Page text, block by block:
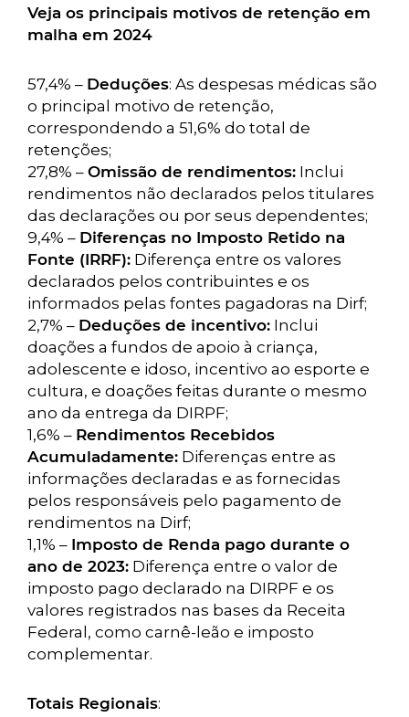
Veja os principais motivos de retenção em
malha em 2024
57,4% – Deduções: As despesas médicas são
o principal motivo de retenção,
correspondendo a 51,6% do total de
retenções;
27,8% – Omissão de rendimentos: Inclui
rendimentos não declarados pelos titulares
das declarações ou por seus dependentes;
9,4% – Diferenças no Imposto Retido na
Fonte (IRRF): Diferença entre os valores
declarados pelos contribuintes e os
informados pelas fontes pagadoras na Dirf;
2,7% – Deduções de incentivo: Inclui
doações a fundos de apoio à criança,
adolescente e idoso, incentivo ao esporte e
cultura, e doações feitas durante o mesmo
ano da entrega da DIRPF;
1,6% – Rendimentos Recebidos
Acumuladamente: Diferenças entre as
informações declaradas e as fornecidas
pelos responsáveis pelo pagamento de
rendimentos na Dirf;
1,1% – Imposto de Renda pago durante o
ano de 2023: Diferença entre o valor de
imposto pago declarado na DIRPF e os
valores registrados nas bases da Receita
Federal, como carnê-leão e imposto
complementar.
Totais Regionais: